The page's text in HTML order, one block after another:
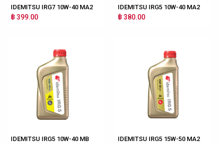
IDEMITSU IRG7 10W-40 MA2
฿ 399.00
IDEMITSU IRG5 10W-40 MA2
฿ 380.00
IDEMITSU IRG5 10W-40 MB IDEMITSU IRG5 15W-50 MA2